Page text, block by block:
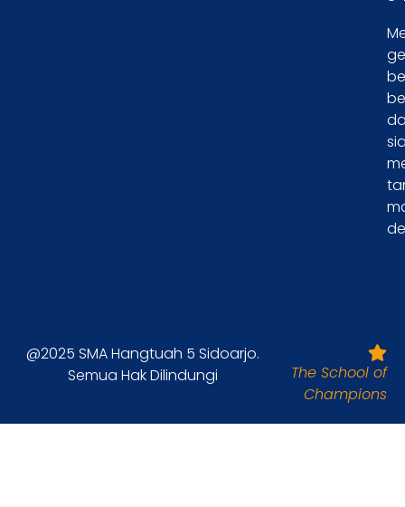
@2025 SMA Hangtuah 5 Sidoarjo.
Semua Hak Dilindungi
The School of
Champions